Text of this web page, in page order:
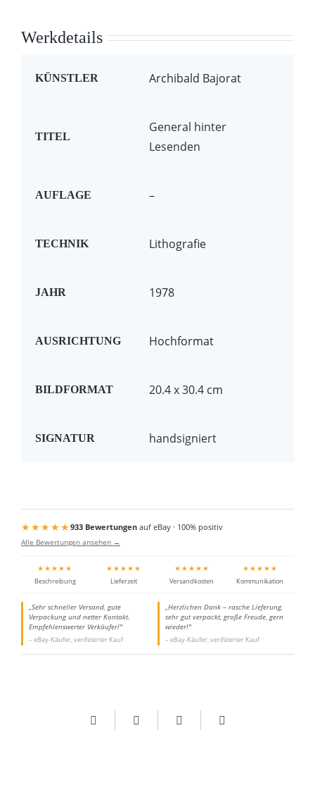
Werkdetails
KÜNSTLER Archibald Bajorat
TITEL
General hinter
Lesenden
AUFLAGE –
TECHNIK Lithografie
JAHR 1978
AUSRICHTUNG Hochformat
BILDFORMAT 20.4 x 30.4 cm
SIGNATUR handsigniert
★★★★★933 Bewertungenauf eBay · 100% positiv
Alle Bewertungen ansehen →
★★★★★
Beschreibung
★★★★★
Lieferzeit
★★★★★
Versandkosten
★★★★★
Kommunikation
„Sehr schneller Versand, gute
Verpackung und netter Kontakt.
Empfehlenswerter Verkäufer!"
– eBay-Käufer, verifizierter Kauf
„Herzlichen Dank – rasche Lieferung,
sehr gut verpackt, große Freude, gern
wieder!"
– eBay-Käufer, verifizierter Kauf